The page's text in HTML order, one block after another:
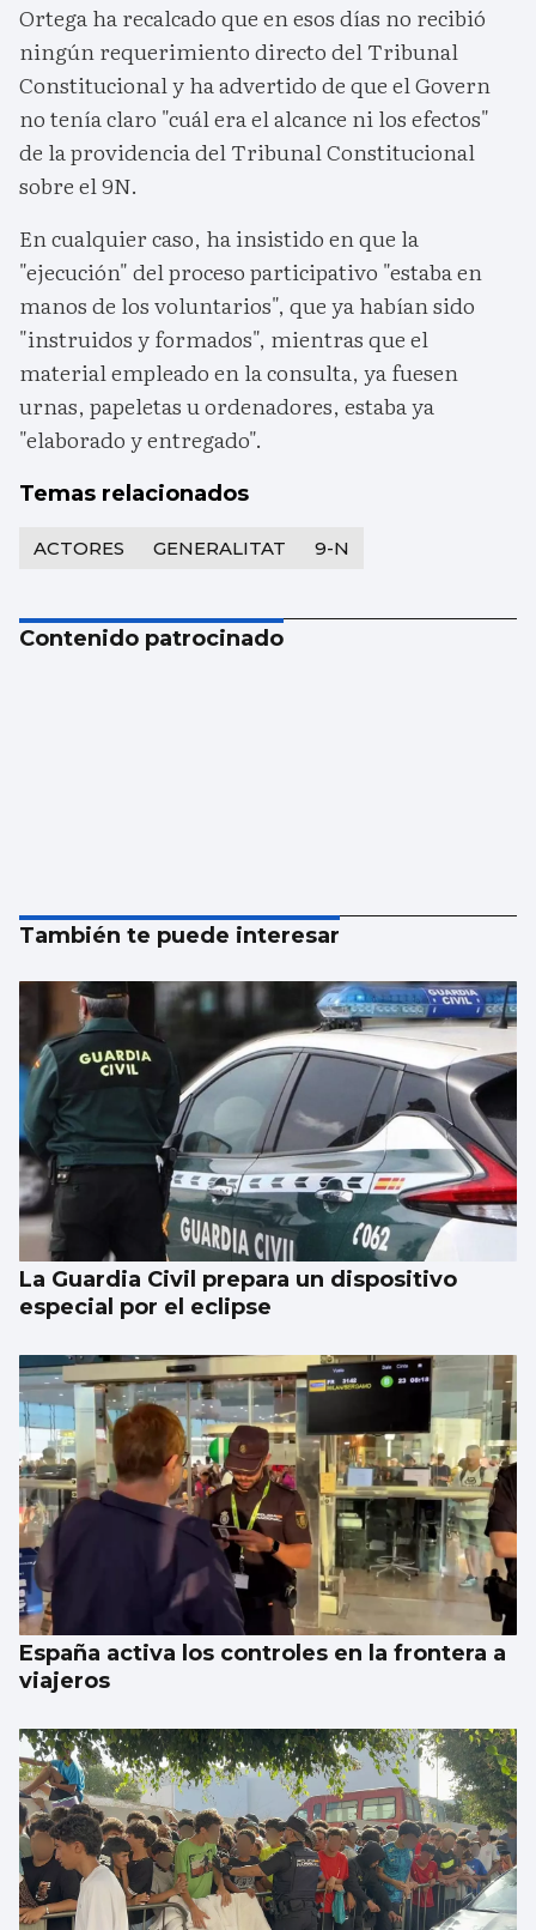
Ortega ha recalcado que en esos días no recibió
ningún requerimiento directo del Tribunal
Constitucional y ha advertido de que el Govern
no tenía claro "cuál era el alcance ni los efectos"
de la providencia del Tribunal Constitucional
sobre el 9N.
En cualquier caso, ha insistido en que la
"ejecución" del proceso participativo "estaba en
manos de los voluntarios", que ya habían sido
"instruidos y formados", mientras que el
material empleado en la consulta, ya fuesen
urnas, papeletas u ordenadores, estaba ya
"elaborado y entregado".
Temas relacionados
ACTORES GENERALITAT 9-N
Contenido patrocinado
También te puede interesar
La Guardia Civil prepara un dispositivo
especial por el eclipse
España activa los controles en la frontera a
viajeros